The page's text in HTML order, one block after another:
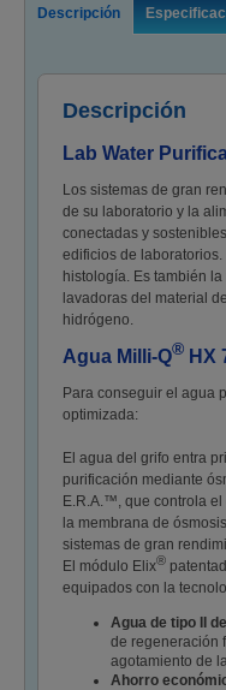
Descripción
Descripción
Lab Water
Los sistemas de gran
de su laboratorio y la
conectadas y
edificios de
histología. Es también
lavadoras del material
hidrógeno.
Agua Milli-Q® HX
Para conseguir el agua
optimizada:
El agua del grifo entra
purificación mediante
E.R.A.™, que controla
la membrana de
sistemas de gran
El módulo Elix®
equipados con la
Agua de tipo II
de regeneración
agotamiento de
Ahorro